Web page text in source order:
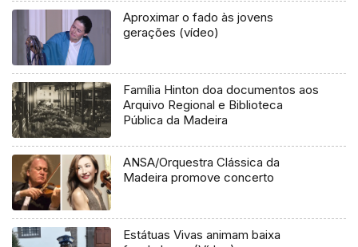
Aproximar o fado às jovens
gerações (vídeo)
Família Hinton doa documentos aos
Arquivo Regional e Biblioteca
Pública da Madeira
ANSA/Orquestra Clássica da
Madeira promove concerto
Estátuas Vivas animam baixa